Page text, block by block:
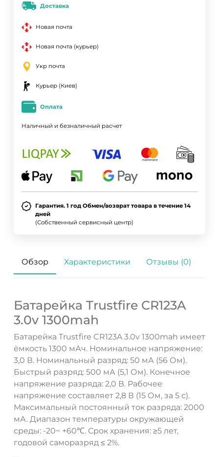
Доставка
Новая почта
Новая почта (курьер)
Укр почта
Курьер (Киев)
Оплата
Наличный и безналичный расчет
Гарантия. 1 год Обмен/возврат товара в течение 14
дней
(Собственный сервисный центр)
Обзор Характеристики Отзывы (0)
Батарейка Trustfire CR123A
3.0v 1300mah
Батарейка Trustfire CR123A 3.0v 1300mah имеет
ёмкость 1300 мАч. Номинальное напряжение:
3,0 В. Номинальный разряд: 50 мА (56 Ом).
Быстрый разряд: 500 мА (5,1 Ом). Конечное
напряжение разряда: 2,0 В. Рабочее
напряжение составляет 2,8 В (15 Ом, за 5 с).
Максимальный постоянный ток разряда: 2000
мА. Диапазон температуры окружающей
среды: -20~ +60℃. Срок хранения: ≥5 лет,
годовой саморазряд ≤ 2%.
ДА НЕТ